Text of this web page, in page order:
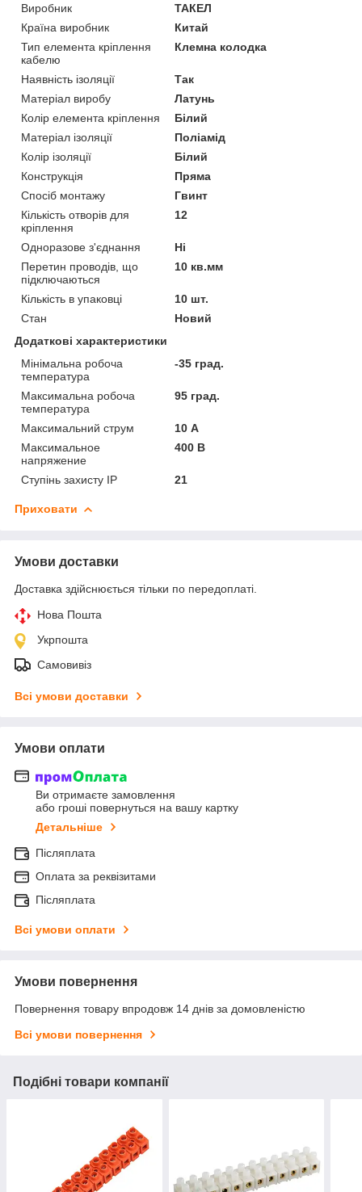
Виробник
ТАКЕЛ
Країна виробник
Китай
Тип елемента кріплення
кабелю
Клемна колодка
Наявність ізоляції
Так
Матеріал виробу
Латунь
Колір елемента кріплення
Білий
Матеріал ізоляції
Поліамід
Колір ізоляції
Білий
Конструкція
Пряма
Спосіб монтажу
Гвинт
Кількість отворів для
кріплення
12
Одноразове з'єднання
Ні
Перетин проводів, що
підключаються
10 кв.мм
Кількість в упаковці
10 шт.
Стан
Новий
Додаткові характеристики
Мінімальна робоча
температура
-35 град.
Максимальна робоча
температура
95 град.
Максимальний струм
10 А
Максимальное
напряжение
400 В
Ступінь захисту IP 21
Приховати
Умови доставки
Доставка здійснюється тільки по передоплаті.
Нова Пошта
Укрпошта
Самовивіз
Всі умови доставки
Умови оплати
Ви отримаєте замовлення
або гроші повернуться на вашу картку
Детальніше
Післяплата
Оплата за реквізитами
Післяплата
Всі умови оплати
Умови повернення
Повернення товару впродовж 14 днів за домовленістю
Всі умови повернення
Подібні товари компанії